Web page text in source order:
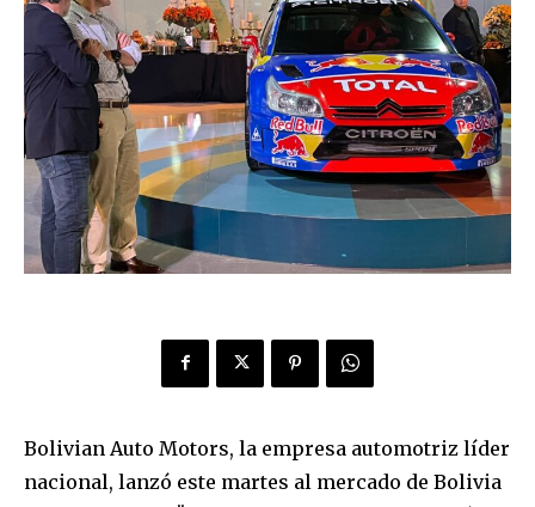
Bolivian Auto Motors, la empresa automotriz líder
nacional, lanzó este martes al mercado de Bolivia